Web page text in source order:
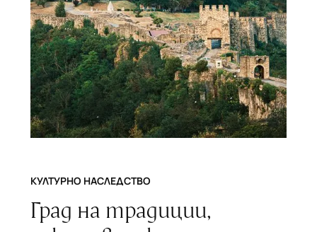
КУЛТУРНО НАСЛЕДСТВО
Град на традиции,